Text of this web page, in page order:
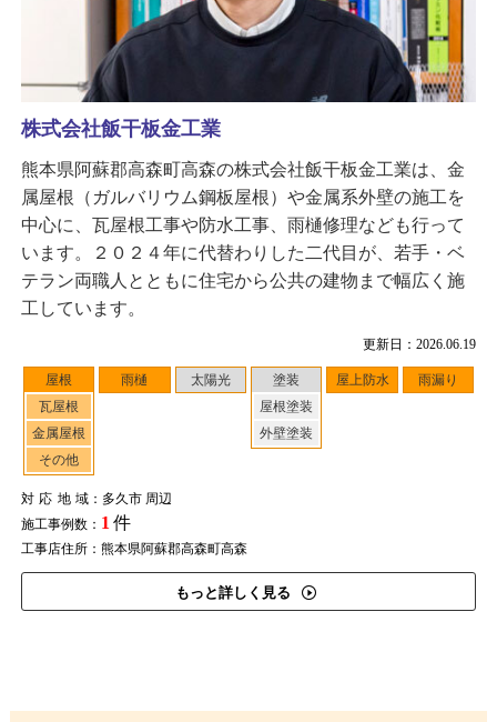
更新日：2026.06.19
屋根
瓦屋根
金属屋根
その他
雨樋 太陽光
塗装
屋根塗装
外壁塗装
屋上防水 雨漏り
対応地域：多久市 周辺
施工事例数： 1 件
工事店住所：熊本県阿蘇郡高森町高森
もっと詳しく見る
株式会社飯干板金工業
熊本県阿蘇郡高森町高森の株式会社飯干板金工業は、金
属屋根（ガルバリウム鋼板屋根）や金属系外壁の施工を
中心に、瓦屋根工事や防水工事、雨樋修理なども行って
います。２０２４年に代替わりした二代目が、若手・ベ
テラン両職人とともに住宅から公共の建物まで幅広く施
工しています。